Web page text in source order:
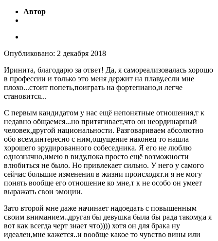
Автор
Опубликовано: 2 декабря 2018
Иринита, благодарю за ответ! Да, я самореализовалась хорошо
в профессии и только это меня держит на плаву,если мне
плохо...стоит попеть,поиграть на фортепиано,и легче
становится...
С первым кандидатом у нас ещё непонятные отношения,т к
недавно общаемся...но притягивает,что он неординарный
человек,другой национальности. Разговариваем абсолютно
обо всем,интересно с ним,ощущение наконец то нашла
хорошего эрудированного собеседника. Я его не люблю
однозначно,имею в виду,пока просто ещё возможности
влюбиться не было. Но привлекает сильно. У него у самого
сейчас большие изменения в жизни происходят.и я не могу
понять вообще его отношение ко мне,т к не особо он умеет
выражать свои эмоции.
Зато второй мне даже начинает надоедать с повышенным
своим вниманием..другая бы девушка была бы рада такому,а я
вот как всегда черт знает что)))) хотя он для брака ну
идеален,мне кажется..и вообще какое то чувство вины или